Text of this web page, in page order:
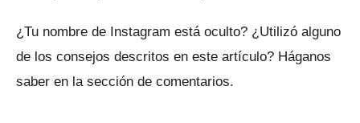
¿Tu nombre de Instagram está oculto? ¿Utilizó alguno
de los consejos descritos en este artículo? Háganos
saber en la sección de comentarios.